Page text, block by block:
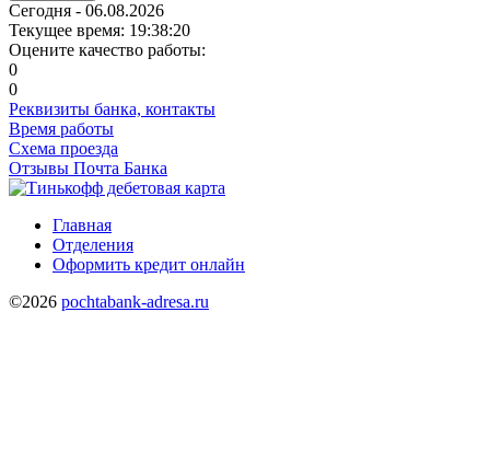
Сегодня - 06.08.2026
Текущее время: 19:38:20
Оцените качество работы:
0
0
Реквизиты банка, контакты
Время работы
Схема проезда
Отзывы Почта Банка
Главная
Отделения
Оформить кредит онлайн
©2026 pochtabank-adresa.ru